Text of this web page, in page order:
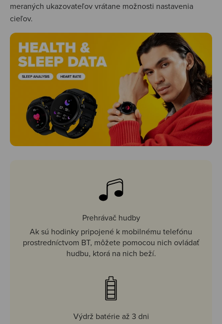
meraných ukazovateľov vrátane možnosti nastavenia
cieľov.
Prehrávač hudby
Ak sú hodinky pripojené k mobilnému telefónu
prostredníctvom BT, môžete pomocou nich ovládať
hudbu, ktorá na nich beží.
Výdrž batérie až 3 dni